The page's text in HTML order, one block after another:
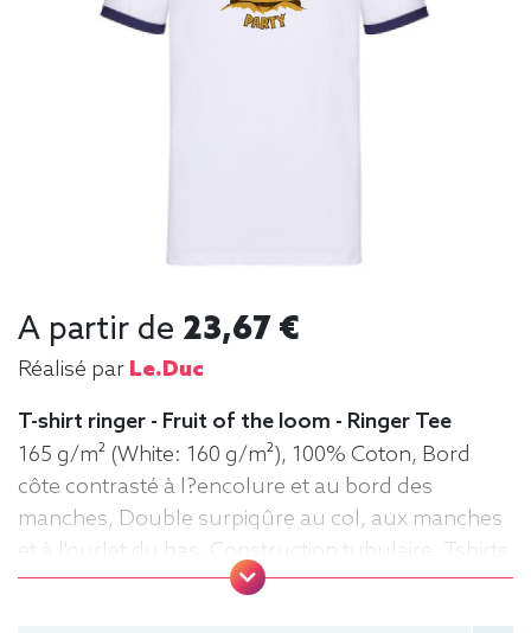
A partir de 23,67 €
Réalisé par Le.duc
T-shirt ringer - Fruit of the loom - Ringer Tee
165 g/m² (White: 160 g/m²), 100% Coton, Bord
côte contrasté à l?encolure et au bord des
manches, Double surpiqûre au col, aux manches
et à l'ourlet du bas, Construction tubulaire, Tshirts
Ringer, Tee-shirt, manche courte, Léger, Homme,